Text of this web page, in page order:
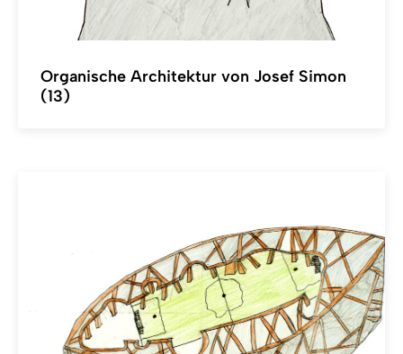
Organische Architektur von Josef Simon
(13)